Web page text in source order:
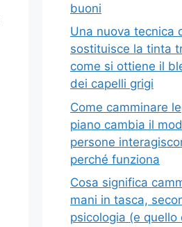
buoni
Una nuova tecnica
sostituisce la tinta
come si ottiene il
dei capelli grigi
Come camminare
piano cambia il
persone
perché funziona
Cosa significa
mani in tasca,
psicologia (e quello